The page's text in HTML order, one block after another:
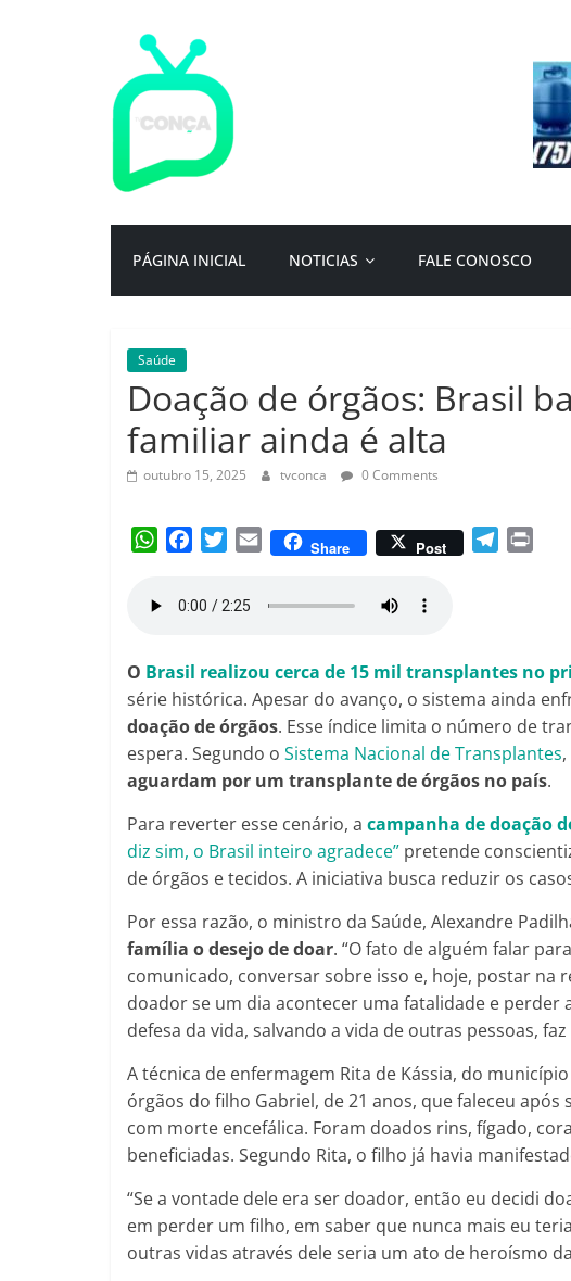
TV
Conça
portal
de
da
cidade
ternura
Por:
Isac
PÁGINA INICIAL NOTICIAS FALE CONOSCO
Saúde
Doação de órgãos: Brasil
familiar ainda é alta
outubro 15, 2025 tvconca 0 Comments
W
A
p
p
e
o
o
k
t
e
r
E
Share Post
r
a
m
O Brasil realizou cerca de 15 mil transplantes no
série histórica. Apesar do avanço, o sistema ainda
doação de órgãos. Esse índice limita o número de
espera. Segundo o Sistema Nacional de Transplantes
aguardam por um transplante de órgãos no país.
Para reverter esse cenário, a campanha de doação
diz sim, o Brasil inteiro agradece” pretende
de órgãos e tecidos. A iniciativa busca reduzir os
Por essa razão, o ministro da Saúde, Alexandre
família o desejo de doar. “O fato de alguém falar
comunicado, conversar sobre isso e, hoje, postar
doador se um dia acontecer uma fatalidade e
defesa da vida, salvando a vida de outras pessoas,
A técnica de enfermagem Rita de Kássia, do
órgãos do filho Gabriel, de 21 anos, que faleceu
com morte encefálica. Foram doados rins, fígado,
beneficiadas. Segundo Rita, o filho já havia
“Se a vontade dele era ser doador, então eu decidi
em perder um filho, em saber que nunca mais eu
outras vidas através dele seria um ato de heroísmo